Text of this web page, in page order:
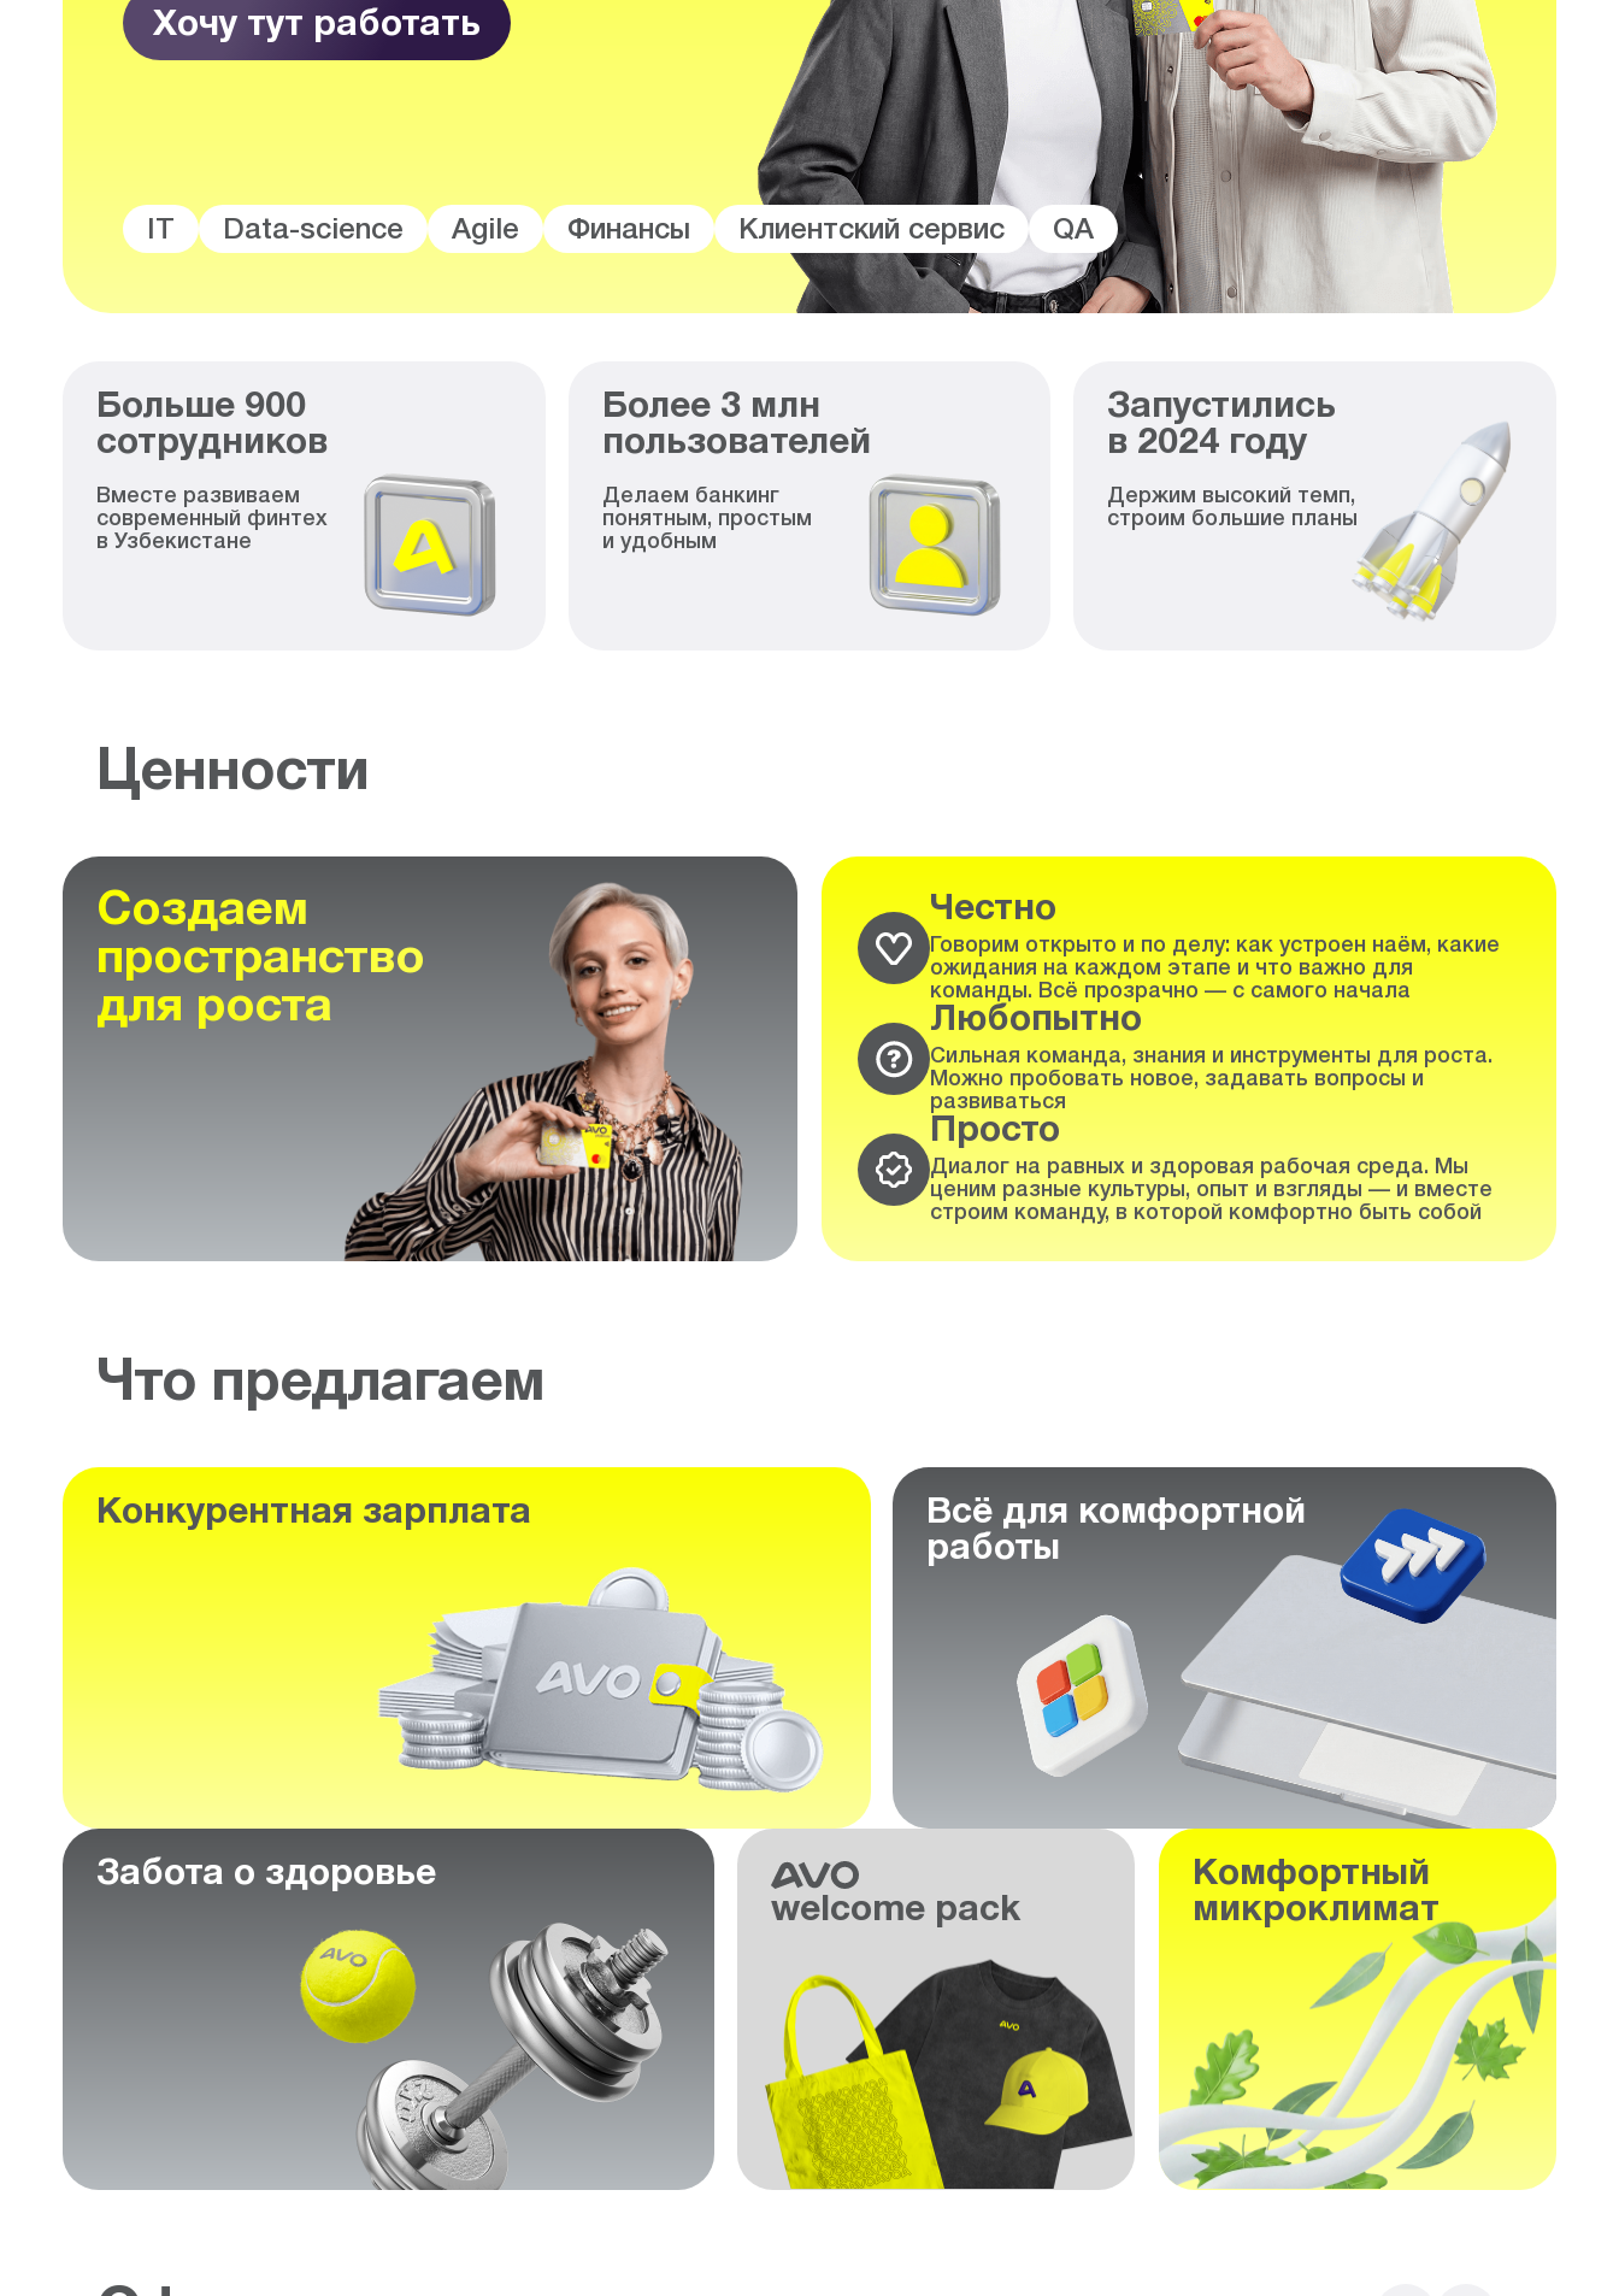
Хочу тут работать
Data-science Agile Финансы Клиентский сервис QA
Больше 900
сотрудников
Вместе развиваем
современный финтех
в Узбекистане
Более 3млн
пользователей
Делаем банкинг
понятным, простым
и удобным
Запустились
в 2024 году
Держим высокий темп,
строим большие планы
Ценности
Создаем
пространство
для роста
Честно
Говорим открыто и по делу: как устроен наём, какие
ожидания на каждом этапе и что важно для
команды. Всё прозрачно — с самого начала
Любопытно
Сильная команда, знания и инструменты для роста.
Можно пробовать новое, задавать вопросы и
развиваться
Просто
Диалог на равных и здоровая рабочая среда. Мы
ценим разные культуры, опыт и взгляды — и вместе
строим команду, в которой комфортно быть собой
Что предлагаем
Конкурентная зарплата
Всё для комфортной
работы
Забота о здоровье
welcome pack
Комфортный
микроклимат